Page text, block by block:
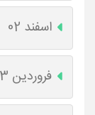
اسفند 02
فروردین 03